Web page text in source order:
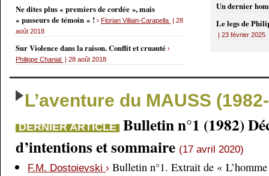
Un dernier
Le legs de
| 23 février 2025
Ne dites plus « premiers de cordée », mais
« passeurs de témoin » ! › Florian Villain-Carapella | 28
août 2018
Sur Violence dans la raison. Conflit et cruauté ›
Philippe Chanial | 28 août 2018
L’aventure du MAUSS
DERNIER ARTICLE Bulletin n°1 (1982)
d’intentions et sommaire (17 avril 2020)
F.M. Dostoievski › Bulletin n°1. Extrait de «